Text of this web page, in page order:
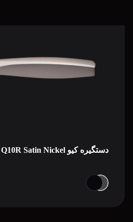
دستگیره کیو Q10R Satin Nickel